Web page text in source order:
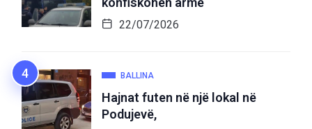
22/07/2026
BALLINA
Hajnat futen në një lokal në
Podujevë,